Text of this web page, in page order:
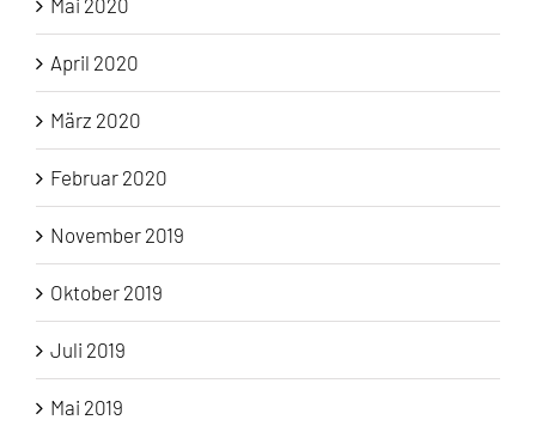
April 2020
März 2020
Februar 2020
November 2019
Oktober 2019
Juli 2019
Mai 2019